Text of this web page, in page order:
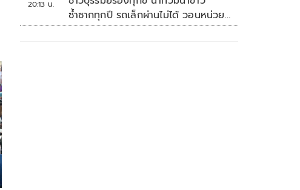
20:13 น.
ซ้ำซากทุกปี รถเล็กผ่านไม่ได้ วอนหน่วย
งานเร่งแก้ไข